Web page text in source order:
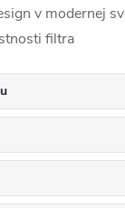
v modernej
filtra